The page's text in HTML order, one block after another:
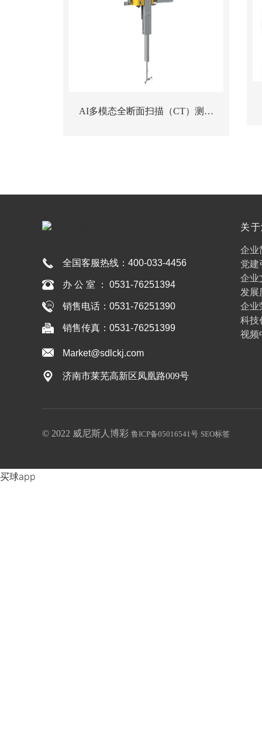
AI多模态全断面扫描（CT）测流
全国客服热线： 400-033-4456
办 公 室 ： 0531-76251394
销售电话：0531-76251390
销售传真：0531-76251399
Market@sdlckj.com
济南市莱芜高新区凤凰路009号
关
企业
党建
企业
发展
企业
科技
视频
© 2022 威尼斯人博彩 鲁ICP备05016541号 SEO标签
买球app